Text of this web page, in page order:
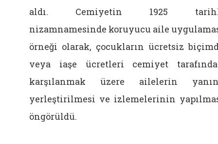
aldı. Cemiyetin 1925
nizamnamesinde koruyucu aile
örneği olarak, çocukların ücretsiz
veya iaşe ücretleri cemiyet
karşılanmak üzere ailelerin
yerleştirilmesi ve izlemelerinin
öngörüldü.